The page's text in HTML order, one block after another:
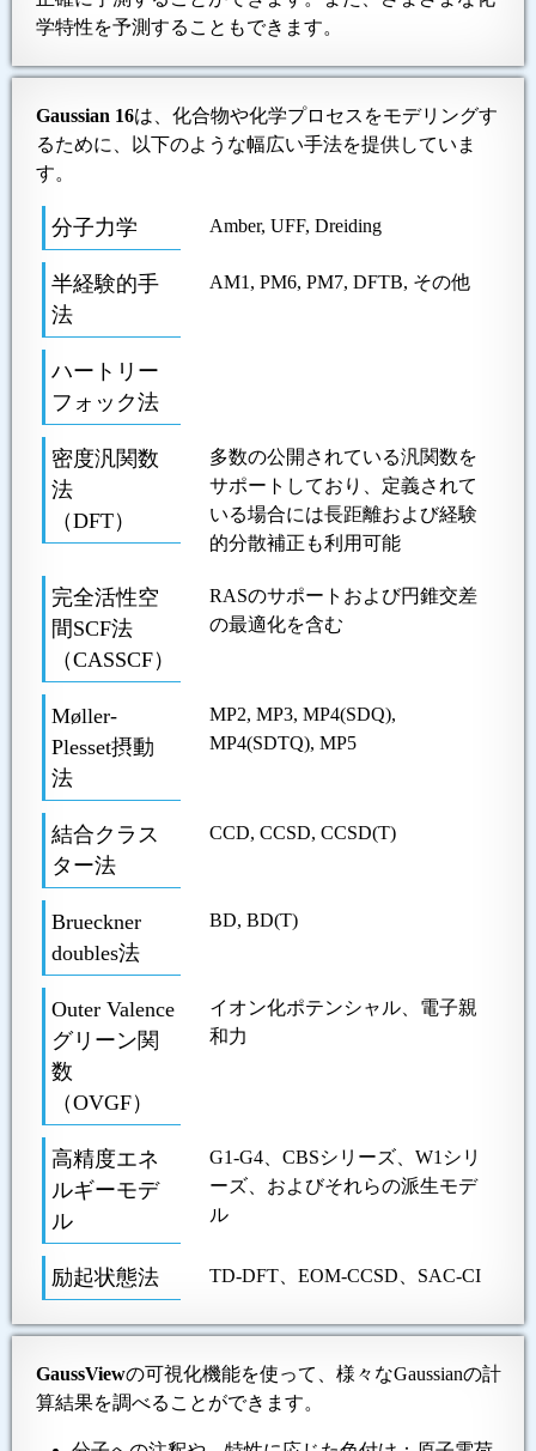
学特性を予測することもできます。
Gaussian 16は、化合物や化学プロセスをモデリングす
るために、以下のような幅広い手法を提供していま
す。
分子力学 Amber, UFF, Dreiding
半経験的手
法
AM1, PM6, PM7, DFTB, その他
ハートリー
フォック法
密度汎関数
法
（DFT）
多数の公開されている汎関数を
サポートしており、定義されて
いる場合には長距離および経験
的分散補正も利用可能
完全活性空
間SCF法
（CASSCF）
RASのサポートおよび円錐交差
の最適化を含む
Møller-
Plesset摂動
法
MP2, MP3, MP4(SDQ),
MP4(SDTQ), MP5
結合クラス
ター法
CCD, CCSD, CCSD(T)
Brueckner
doubles法
BD, BD(T)
Outer Valence
グリーン関
数
（OVGF）
イオン化ポテンシャル、電子親
和力
高精度エネ
ルギーモデ
ル
G1-G4、CBSシリーズ、W1シリ
ーズ、およびそれらの派生モデ
ル
励起状態法 TD-DFT、EOM-CCSD、SAC-CI
GaussViewの可視化機能を使って、様々なGaussianの計
算結果を調べることができます。